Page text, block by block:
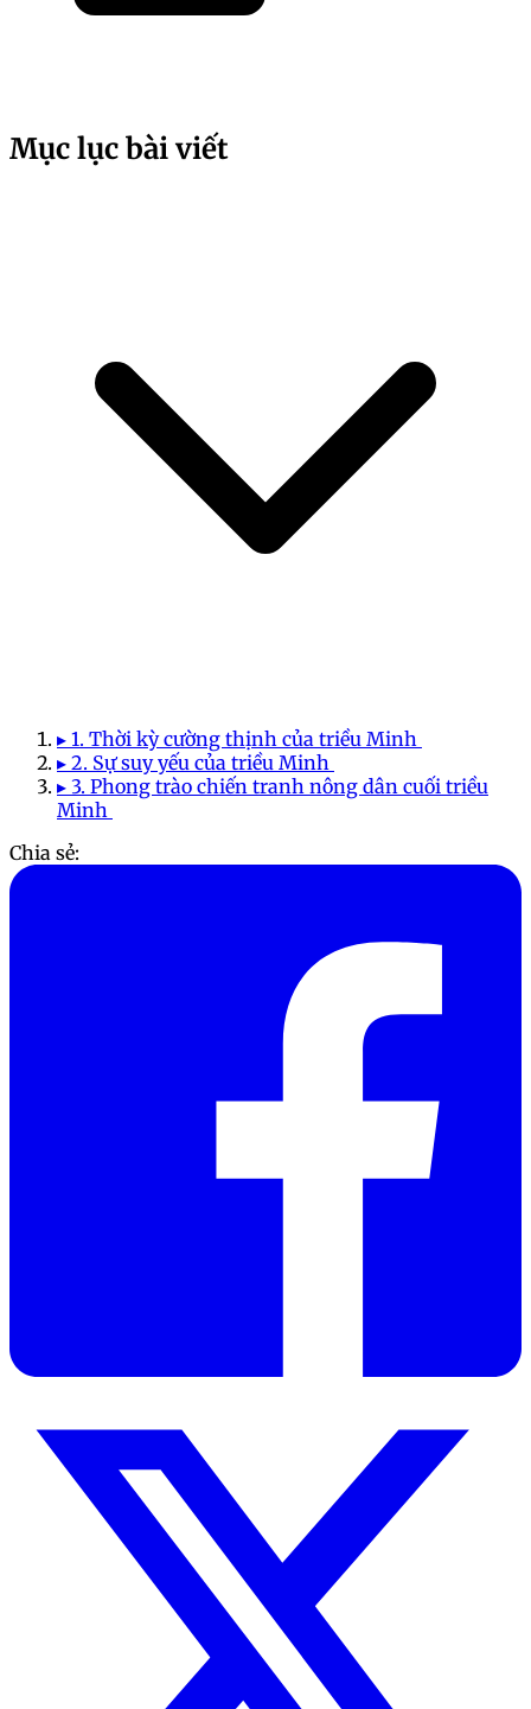
Mục lục bài viết
▸ 1. Thời kỳ cường thịnh của triều Minh
▸ 2. Sự suy yếu của triều Minh
▸ 3. Phong trào chiến tranh nông dân cuối triều
Minh
Chia sẻ: